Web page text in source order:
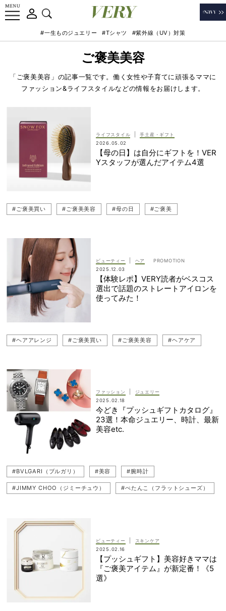
#一生ものジュエリー #Tシャツ #紫外線（UV）対策
ご褒美美容
「ご褒美美容」の記事一覧です。働く女性や子育てに頑張るママに
ファッション&ライフスタイルなどの情報をお届けします。
ライフスタイル
手土産・ギフト
2026.05.02
【母の日】は自分にギフトを！VER
Yスタッフが選んだアイテム4選
#ご褒美買い #ご褒美美容 #母の日 #ご褒美
ビューティー
ヘア
2025.12.03
【体験レポ】VERY読者がベスコス
選出で話題のストレートアイロンを
使ってみた！
#ヘアアレンジ #ご褒美買い #ご褒美美容 #ヘアケア
ファッション
ジュエリー
2025.02.18
今どき『プッシュギフトカタログ』
23選！本命ジュエリー、時計、最新
美容etc.
#BVLGARI（ブルガリ） #美容 #腕時計
#JIMMY CHOO（ジミーチュウ） #ぺたんこ（フラットシューズ）
#Cartier（カルティエ）
#Sergio Rossi（セルジオ ロッシ）
#ウォッチ #スナップ（SNAP） #記念買い #ドライヤー
#ローファー #プッシュギフト #バレエシューズ #美顔器
#スキンケア #GRAFF（グラフ）
ビューティー
スキンケア
2025.02.16
【プッシュギフト】美容好きママは
『ご褒美アイテム』が新定番！《5
選》